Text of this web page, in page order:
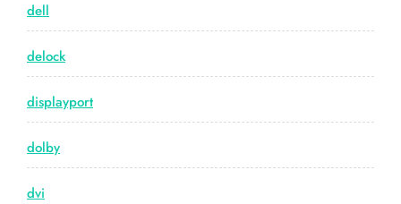
dell
delock
displayport
dolby
dvi